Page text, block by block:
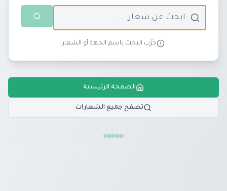
جرّب البحث باسم الجهة أو الشعار
الصفحة الرئيسية
تصفح جميع الشعارات